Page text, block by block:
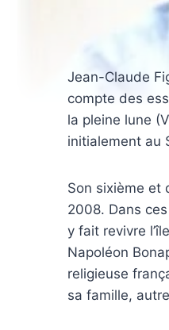
Jean-Claude
compte des
la pleine lune
initialement au
Son sixième et
2008. Dans
y fait revivre
Napoléon
religieuse
sa famille,